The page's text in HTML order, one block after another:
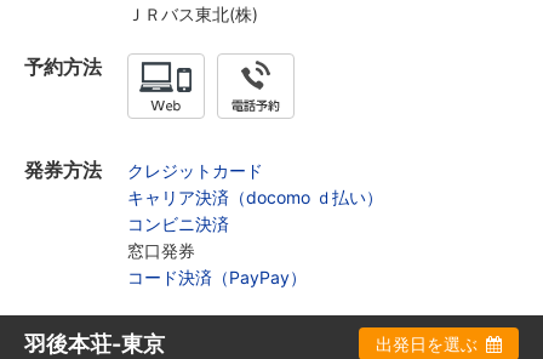
ＪＲバス東北(株)
予約方法
発券方法
クレジットカード
キャリア決済（docomo ｄ払い）
コンビニ決済
窓口発券
コード決済（PayPay）
羽後本荘-東京 出発日を選ぶ